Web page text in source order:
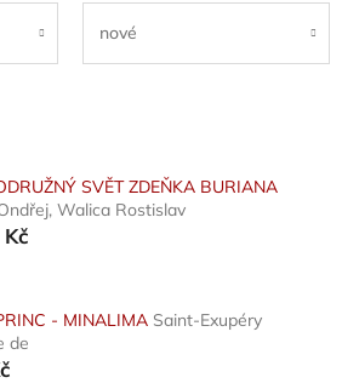
nové
SVĚT ZDEŇKA BURIANA
Walica Rostislav
- MINALIMA Saint-Exupéry
de